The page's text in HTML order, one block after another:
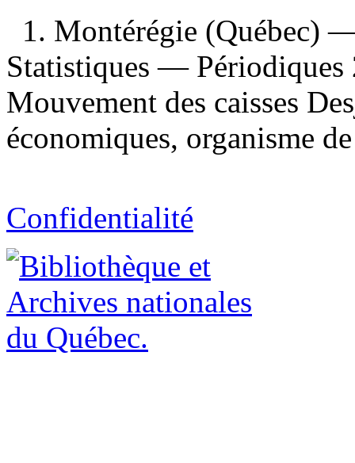
1. Montérégie (Québec)
Statistiques — Périodiques
Mouvement des caisses
économiques, organisme
Confidentialité